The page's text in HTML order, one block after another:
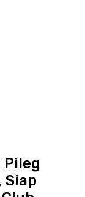
Pileg
Siap